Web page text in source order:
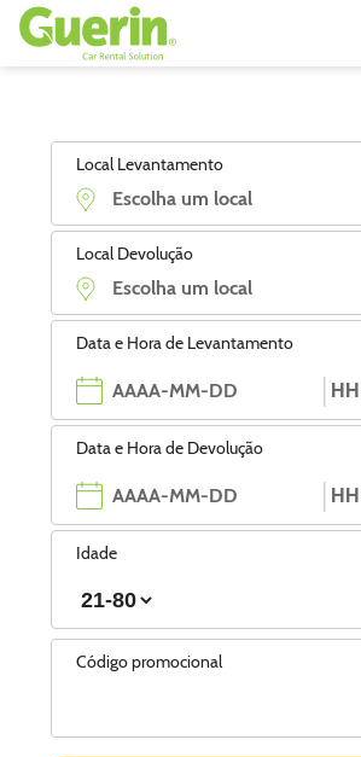
Local Levantamento
Local Devolução
Data e Hora de Levantamento
Data e Hora de Devolução
Idade
Código promocional